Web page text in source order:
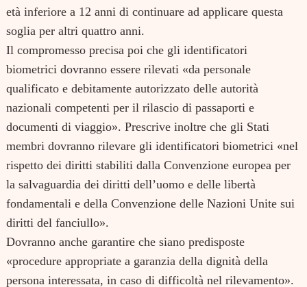
età inferiore a 12 anni di continuare ad applicare questa
soglia per altri quattro anni.
Il compromesso precisa poi che gli identificatori
biometrici dovranno essere rilevati «da personale
qualificato e debitamente autorizzato delle autorità
nazionali competenti per il rilascio di passaporti e
documenti di viaggio». Prescrive inoltre che gli Stati
membri dovranno rilevare gli identificatori biometrici «nel
rispetto dei diritti stabiliti dalla Convenzione europea per
la salvaguardia dei diritti dell’uomo e delle libertà
fondamentali e della Convenzione delle Nazioni Unite sui
diritti del fanciullo».
Dovranno anche garantire che siano predisposte
«procedure appropriate a garanzia della dignità della
persona interessata, in caso di difficoltà nel rilevamento».